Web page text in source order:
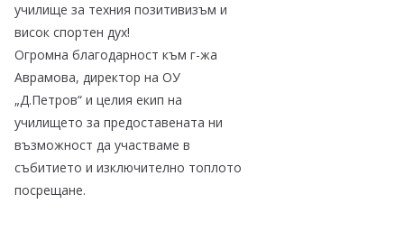
училище за техния позитивизъм и
висок спортен дух!
Огромна благодарност към г-жа
Аврамова, директор на ОУ
„Д.Петров“ и целия екип на
училището за предоставената ни
възможност да участваме в
събитието и изключително топлото
посрещане.